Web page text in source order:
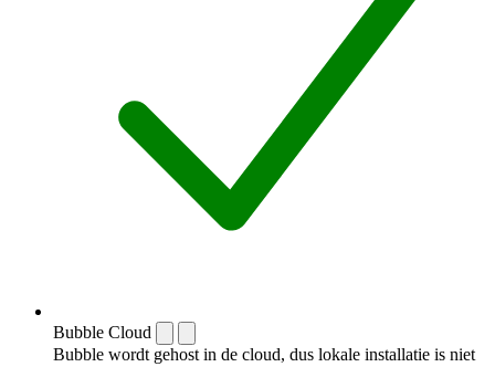
Bubble Cloud
Bubble wordt gehost in de cloud, dus lokale installatie is niet